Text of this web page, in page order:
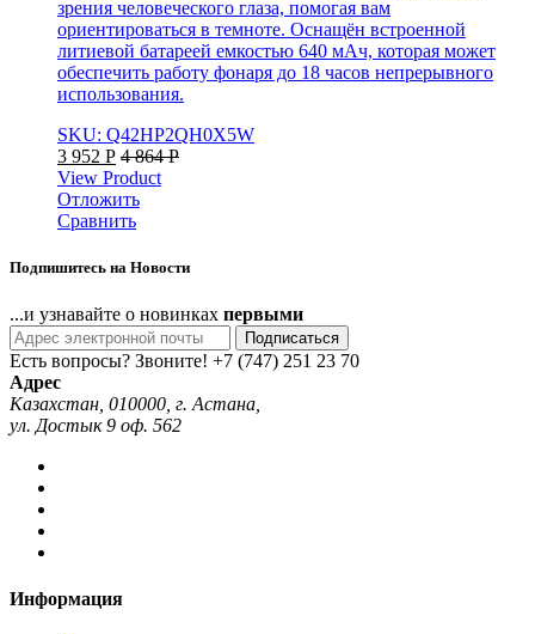
зрения человеческого глаза, помогая вам
ориентироваться в темноте. Оснащён встроенной
литиевой батареей емкостью 640 мАч, которая может
обеспечить работу фонаря до 18 часов непрерывного
использования.
SKU: Q42HP2QH0X5W
3 952 Р 4 864Р
View Product
Отложить
Сравнить
Подпишитесь на Новости
...и узнавайте о новинках первыми
Подписаться
Есть вопросы? Звоните! +7 (747) 251 23 70
Адрес
Казахстан, 010000, г. Астана,
ул. Достык 9 оф. 562
Информация